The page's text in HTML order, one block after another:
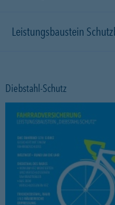
Leistungsbaustein
Diebstahl-Schutz